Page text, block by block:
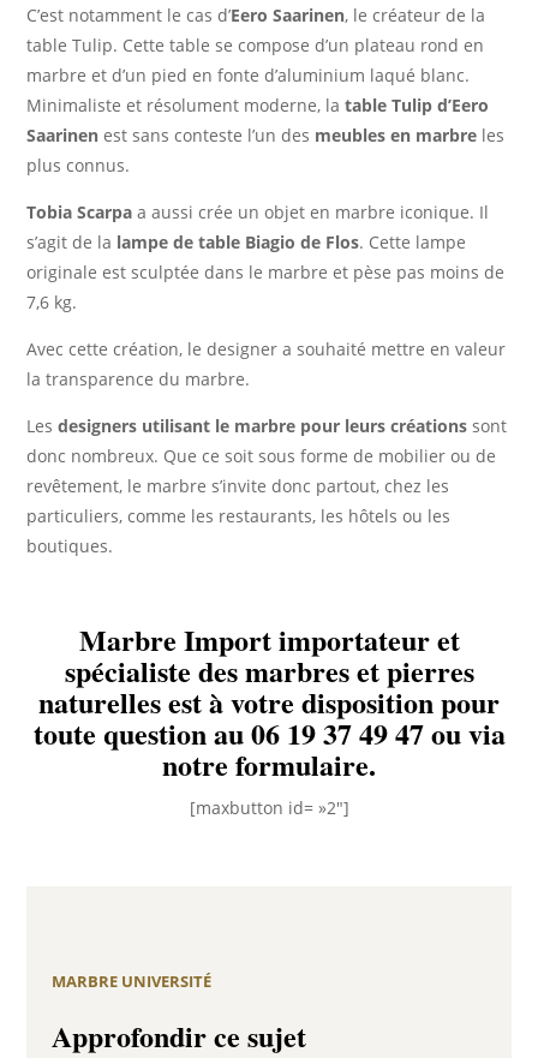
C’est notamment le cas d’Eero Saarinen, le créateur de la
table Tulip. Cette table se compose d’un plateau rond en
marbre et d’un pied en fonte d’aluminium laqué blanc.
Minimaliste et résolument moderne, latable Tulip d’Eero
Saarinen est sans conteste l’un des meubles en marbre les
plus connus.
Tobia Scarpa a aussi crée un objet en marbre iconique. Il
s’agit de la lampe de table Biagio de Flos. Cette lampe
originale est sculptée dans le marbre et pèse pas moins de
7,6 kg.
Avec cette création, le designer a souhaité mettre en valeur
la transparence du marbre.
Lesdesigners utilisant le marbre pour leurs créations sont
donc nombreux. Que ce soit sous forme de mobilier ou de
revêtement, le marbre s’invite donc partout, chez les
particuliers, comme les restaurants, les hôtels ou les
boutiques.
Marbre Import importateur et
spécialiste des marbres et pierres
naturelles est à votre disposition pour
toute question au06 19 37 49 47ou via
notre formulaire.
[maxbutton id= »2″]
MARBRE UNIVERSITÉ
Approfondir ce sujet